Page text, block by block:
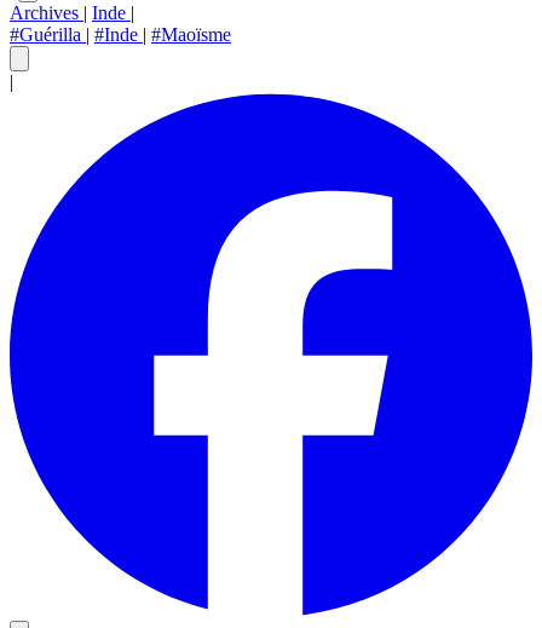
Archives | Inde |
#Guérilla | #Inde | #Maoïsme
|